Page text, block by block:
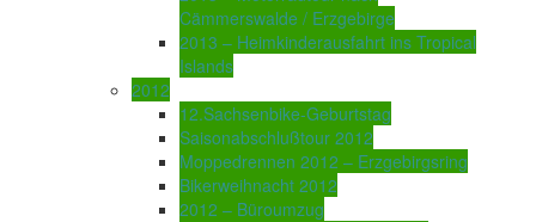
Cämmerswalde / Erzgebirge
2013 – Heimkinderausfahrt ins Tropical
Islands
2012
12.Sachsenbike-Geburtstag
Saisonabschlußtour 2012
Moppedrennen 2012 – Erzgebirgsring
Bikerweihnacht 2012
2012 – Büroumzug